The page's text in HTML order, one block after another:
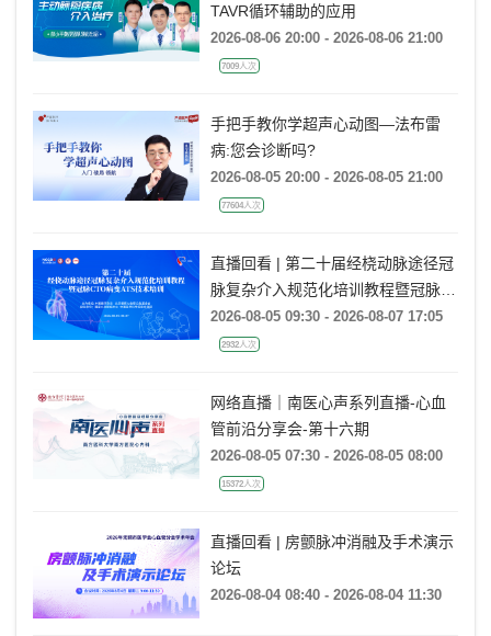
TAVR循环辅助的应用
2026-08-06 20:00 - 2026-08-06 21:00
7009人次
手把手教你学超声心动图—法布雷
病:您会诊断吗?
2026-08-05 20:00 - 2026-08-05 21:00
77604人次
直播回看 | 第二十届经桡动脉途径冠
脉复杂介入规范化培训教程暨冠脉
CTO病变ATS技术培训（TCC
2026）
2026-08-05 09:30 - 2026-08-07 17:05
2932人次
网络直播｜南医心声系列直播-心血
管前沿分享会-第十六期
2026-08-05 07:30 - 2026-08-05 08:00
15372人次
直播回看 | 房颤脉冲消融及手术演示
论坛
2026-08-04 08:40 - 2026-08-04 11:30